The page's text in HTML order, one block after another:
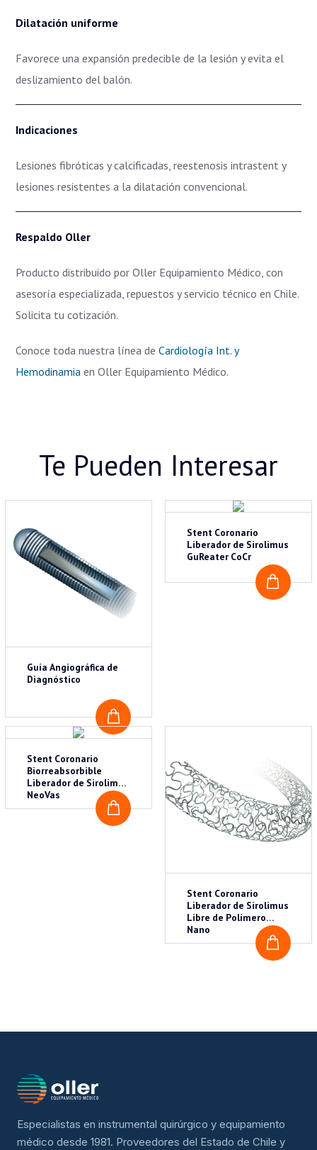
Dilatación uniforme
Favorece una expansión predecible de la lesión y evita el
deslizamiento del balón.
Indicaciones
Lesiones fibróticas y calcificadas, reestenosis intrastent y
lesiones resistentes a la dilatación convencional.
Respaldo Oller
Producto distribuido por Oller Equipamiento Médico, con
asesoría especializada, repuestos y servicio técnico en Chile.
Solicita tu cotización.
Conoce toda nuestra línea deCardiología Int. y
Hemodinamia en Oller Equipamiento Médico.
Te Pueden Interesar
COTIZAR
Guía Angiográfica de
Diagnóstico
Stent Coronario
Liberador de Sirolimus
GuReater CoCr
COTIZAR
Stent Coronario
Biorreabsorbible
Liberador de Sirolimus
NeoVas
Stent Coronario
Liberador de Sirolimus
Libre de Polímero
Nano
Especialistas en instrumental quirúrgico y equipamiento
médico desde 1981. Proveedores del Estado de Chile y